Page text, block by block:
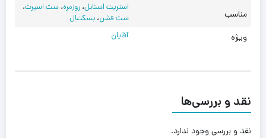
مناسب
استریت استایل،روزمره،ست اسپرت،
ست فشن،بسکتبال
ویژه آقایان
نقد و بررسی‌ها
نقد و بررسی وجود ندارد.